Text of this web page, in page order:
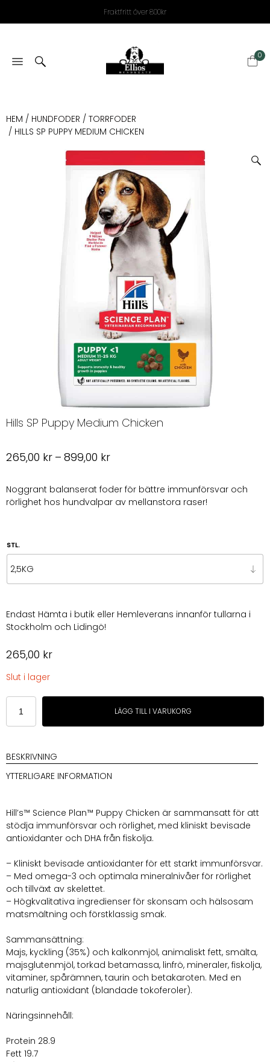
Fraktfritt över 800kr
0
HEM / HUNDFODER / TORRFODER
/ HILLS SP PUPPY MEDIUM CHICKEN
Hills SP Puppy Medium Chicken
265,00 kr – 899,00 krPrisintervall:
till
899,00 kr
Noggrant balanserat foder för bättre immunförsvar och
rörlighet hos hundvalpar av mellanstora raser!
STL.
Endast Hämta i butik eller Hemleverans innanför tullarna i
Stockholm och Lidingö!
265,00 kr
Slut i lager
Hills
Puppy
Chicken
mängd
LÄGG TILL I VARUKORG
BESKRIVNING
YTTERLIGARE INFORMATION
Hill’s™ Science Plan™ Puppy Chicken är sammansatt för att
stödja immunförsvar och rörlighet, med kliniskt bevisade
antioxidanter och DHA från fiskolja.
– Kliniskt bevisade antioxidanter för ett starkt immunförsvar.
– Med omega-3 och optimala mineralnivåer för rörlighet
och tillväxt av skelettet.
– Högkvalitativa ingredienser för skonsam och hälsosam
matsmältning och förstklassig smak.
Sammansättning:
Majs, kyckling (35%) och kalkonmjöl, animaliskt fett, smälta,
majsglutenmjöl, torkad betamassa, linfrö, mineraler, fiskolja,
vitaminer, spårämnen, taurin och betakaroten. Med en
naturlig antioxidant (blandade tokoferoler).
Näringsinnehåll:
Protein 28.9
Fett 19.7